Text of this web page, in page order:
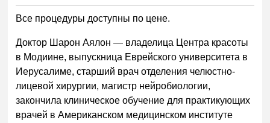
Все процедуры доступны по цене.
Доктор Шарон Аялон — владелица Центра красоты
в Модиине, выпускница Еврейского университета в
Иерусалиме, старший врач отделения челюстно-
лицевой хирургии, магистр нейробиологии,
закончила клиническое обучение для практикующих
врачей в Американском медицинском институте